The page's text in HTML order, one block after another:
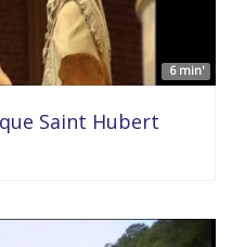
6 min'
Saint Hubert